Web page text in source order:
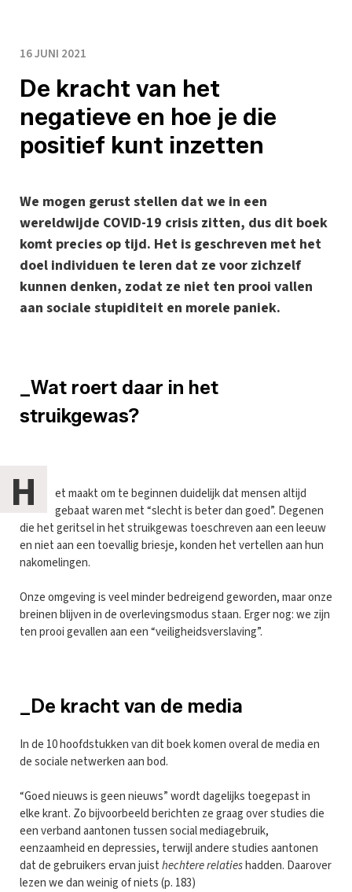
16 JUNI 2021
De kracht van het
negatieve en hoe je die
positief kunt inzetten
We mogen gerust stellen dat we in een
wereldwijde COVID-19 crisis zitten, dus dit boek
komt precies op tijd. Het is geschreven met het
doel individuen te leren dat ze voor zichzelf
kunnen denken, zodat ze niet ten prooi vallen
aan sociale stupiditeit en morele paniek.
_Wat roert daar in het
struikgewas?
H
et maakt om te beginnen duidelijk dat mensen altijd
gebaat waren met “slecht is beter dan goed”. Degenen
die het geritsel in het struikgewas toeschreven aan een leeuw
en niet aan een toevallig briesje, konden het vertellen aan hun
nakomelingen.
Onze omgeving is veel minder bedreigend geworden, maar onze
breinen blijven in de overlevingsmodus staan. Erger nog: we zijn
ten prooi gevallen aan een “veiligheidsverslaving”.
_De kracht van de media
In de 10 hoofdstukken van dit boek komen overal de media en
de sociale netwerken aan bod.
“Goed nieuws is geen nieuws” wordt dagelijks toegepast in
elke krant. Zo bijvoorbeeld berichten ze graag over studies die
een verband aantonen tussen social mediagebruik,
eenzaamheid en depressies, terwijl andere studies aantonen
dat de gebruikers ervan juisthechtere relatieshadden. Daarover
lezen we dan weinig of niets (p. 183)